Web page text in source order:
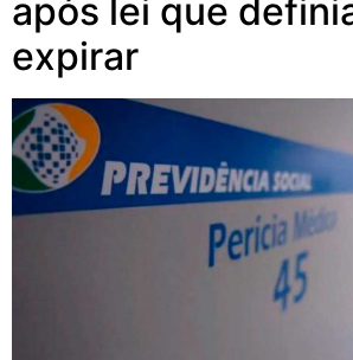
após lei que
expirar